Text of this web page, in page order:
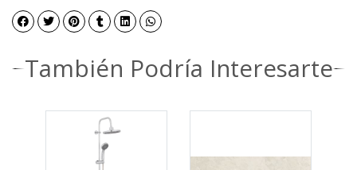
También Podría Interesarte